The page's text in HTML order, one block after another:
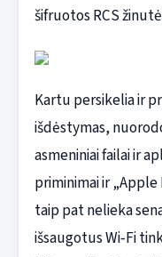
šifruotos RCS
Kartu persikelia ir
išdėstymas,
asmeniniai failai ir
priminimai ir
taip pat nelieka
išsaugotus Wi‑Fi